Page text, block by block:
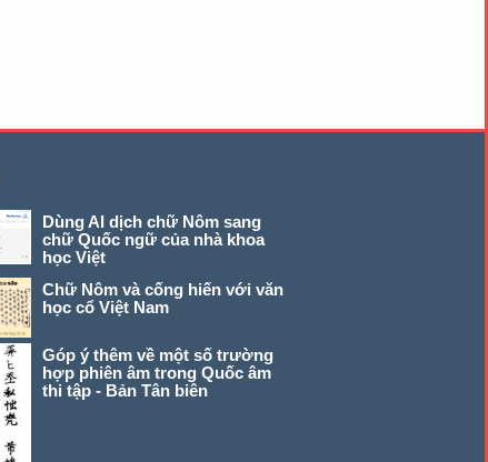
Dùng AI dịch chữ Nôm sang
chữ Quốc ngữ của nhà khoa
học Việt
Chữ Nôm và cống hiến với văn
học cổ Việt Nam
Góp ý thêm về một số trường
hợp phiên âm trong Quốc âm
thi tập - Bản Tân biên